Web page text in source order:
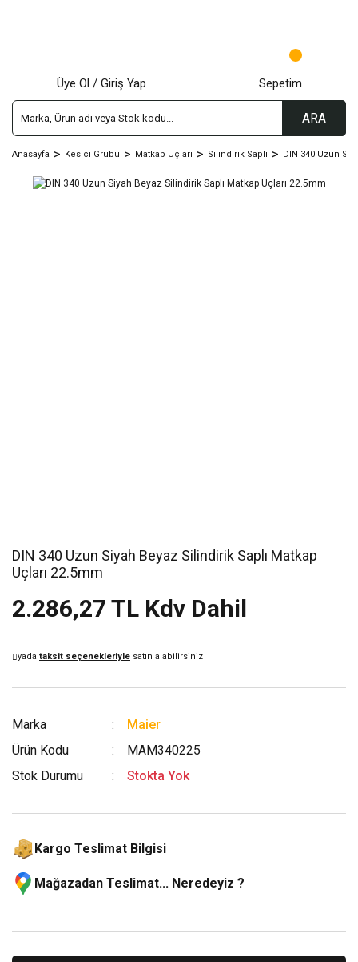
ARA
Üye Ol / Giriş Yap Sepetim
Anasayfa Kesici Grubu Matkap Uçları Silindirik Saplı DIN 340 Uzun
DIN 340 Uzun Siyah Beyaz Silindirik Saplı Matkap
Uçları 22.5mm
2.286,27 TL Kdv Dahil
yada taksit seçenekleriyle satın alabilirsiniz
Marka
Maier
Ürün Kodu
MAM340225
Stok Durumu
Stokta Yok
Kargo Teslimat Bilgisi
Mağazadan Teslimat... Neredeyiz ?